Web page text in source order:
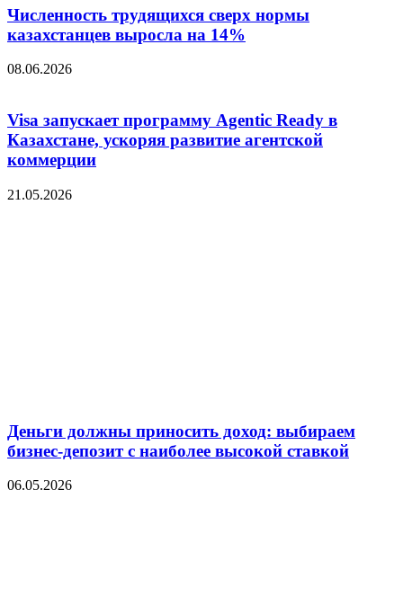
Численность трудящихся сверх нормы
казахстанцев выросла на 14%
08.06.2026
Visa запускает программу Agentic Ready в
Казахстане, ускоряя развитие агентской
коммерции
21.05.2026
Деньги должны приносить доход: выбираем
бизнес-депозит с наиболее высокой ставкой
06.05.2026